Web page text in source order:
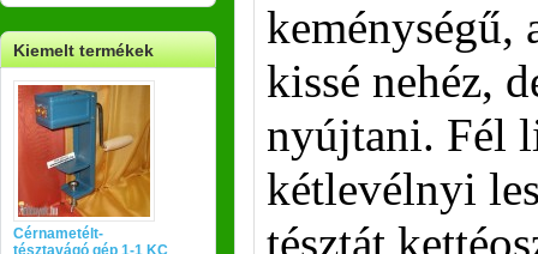
Kiemelt termékek
Cérnametélt-
tésztavágó gép 1-1 KC
kissé nehéz,
nyújtani. Fél
kétlevélnyi
tésztát